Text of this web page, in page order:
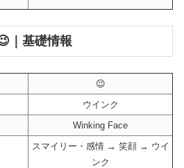
｜基礎情報
😉
ウインク
Winking Face
スマイリー・感情 → 笑顔 → ウイ
ンク